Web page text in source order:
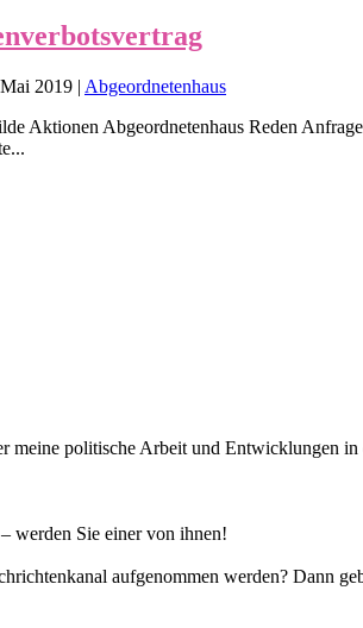
2019 | Abgeordnetenhaus
Aktionen Abgeordnetenhaus Reden
meine politische Arbeit und Entwicklungen
werden Sie einer von ihnen!
aufgenommen werden? Dann